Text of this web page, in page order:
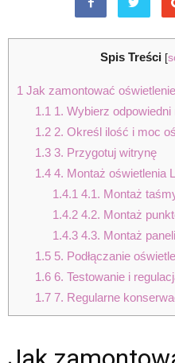
Spis Treści [
1 Jak zamontować
1.1 1. Wybierz
1.22. Określ ilość i moc
1.33. Przygotuj witrynę
1.44. Montaż oświetlenia
1.4.1 4.1. Montaż
1.4.2 4.2. Montaż
1.4.3 4.3. Montaż
1.55. Podłączanie
1.66. Testowanie i
1.77. Regularne